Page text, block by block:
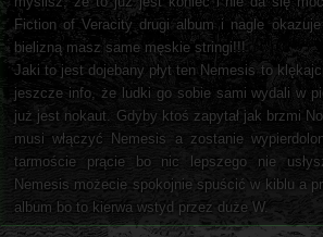
Fiction of Veracity drugi album i nagle
bielizną masz same męskie stringi!!!
Jaki to jest dojebany płyt ten Nemesis to
jeszcze info, że ludki go sobie sami wydali w
już jest nokaut. Gdyby ktoś zapytał jak brzmi
musi włączyć Nemesis a zostanie
tarmoście prącie bo nic lepszego nie
Nemesis możecie spokojnie spuścić w kiblu a
album bo to kierwa wstyd przez duże W.